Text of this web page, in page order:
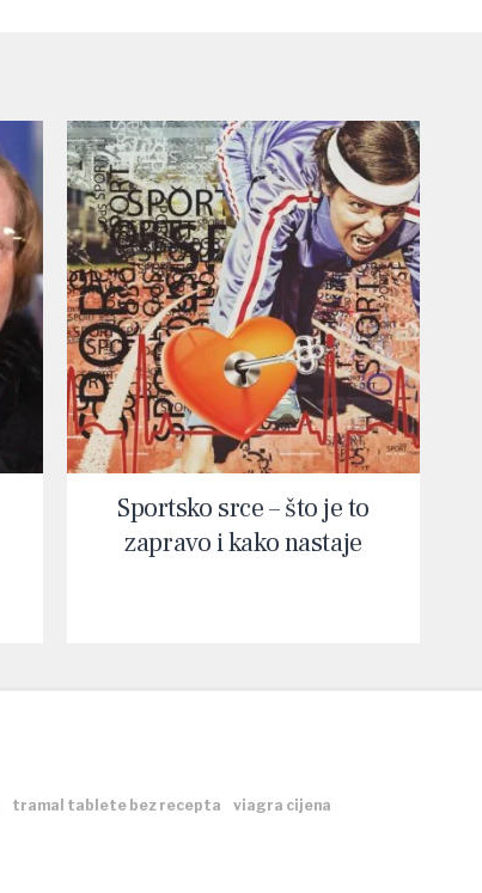
Sportsko srce – što je to
zapravo i kako nastaje
tramal tablete bez recepta
viagra cijena